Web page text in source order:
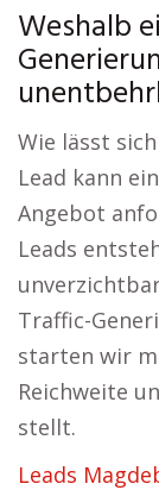
Weshalb
Wie lässt
Lead kann
Angebot
Leads
Traffic-
starten wir
Reichweite
stellt.
Leads